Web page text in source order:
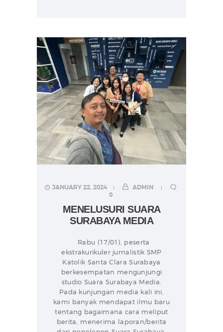
JANUARY 22, 2024
ADMIN
0
MENELUSURI SUARA
SURABAYA MEDIA
Rabu (17/01), peserta
ekstrakurikuler jurnalistik SMP
Katolik Santa Clara Surabaya
berkesempatan mengunjungi
studio Suara Surabaya Media.
Pada kunjungan media kali ini,
kami banyak mendapat ilmu baru
tentang bagaimana cara meliput
berita, menerima laporan/berita